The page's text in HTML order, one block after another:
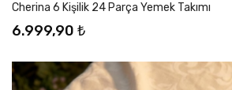
Cherina 6 Kişilik 24 Parça Yemek Takımı
6.999,90 ₺